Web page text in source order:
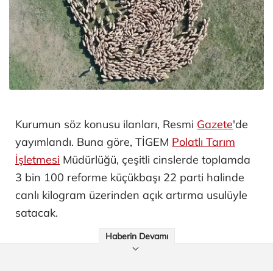
Kurumun söz konusu ilanları, Resmi Gazete'de
yayımlandı. Buna göre, TİGEM Polatlı Tarım
İşletmesi Müdürlüğü, çeşitli cinslerde toplamda
3 bin 100 reforme küçükbaşı 22 parti halinde
canlı kilogram üzerinden açık artırma usulüyle
satacak.
Haberin Devamı